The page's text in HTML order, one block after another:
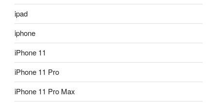
ipad
iphone
iPhone 11
iPhone 11 Pro
iPhone 11 Pro Max